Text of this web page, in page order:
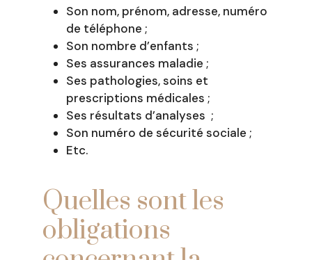
Son nom, prénom, adresse, numéro
de téléphone ;
Son nombre d’enfants ;
Ses assurances maladie ;
Ses pathologies, soins et
prescriptions médicales ;
Ses résultats d’analyses ;
Son numéro de sécurité sociale ;
Etc.
Quelles sont les
obligations